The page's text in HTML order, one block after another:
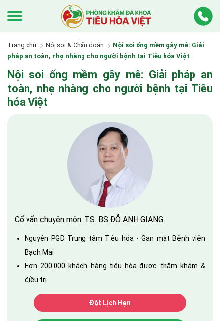
Trang chủ Nội soi & Chẩn đoán
Nội soi ống mềm gây mê: Giải
pháp an toàn, nhẹ nhàng cho người bệnh tại Tiêu hóa Việt
Nội soi ống mềm gây mê: Giải pháp an
toàn, nhẹ nhàng cho người bệnh tại Tiêu
hóa Việt
Cố vấn chuyên môn: TS. BS ĐỖ ANH GIANG
Nguyên PGĐ Trung tâm Tiêu hóa - Gan mật Bệnh viện
Bạch Mai
Hơn 200.000 khách hàng tiêu hóa được thăm khám &
điều trị
Đặt Lịch Hẹn